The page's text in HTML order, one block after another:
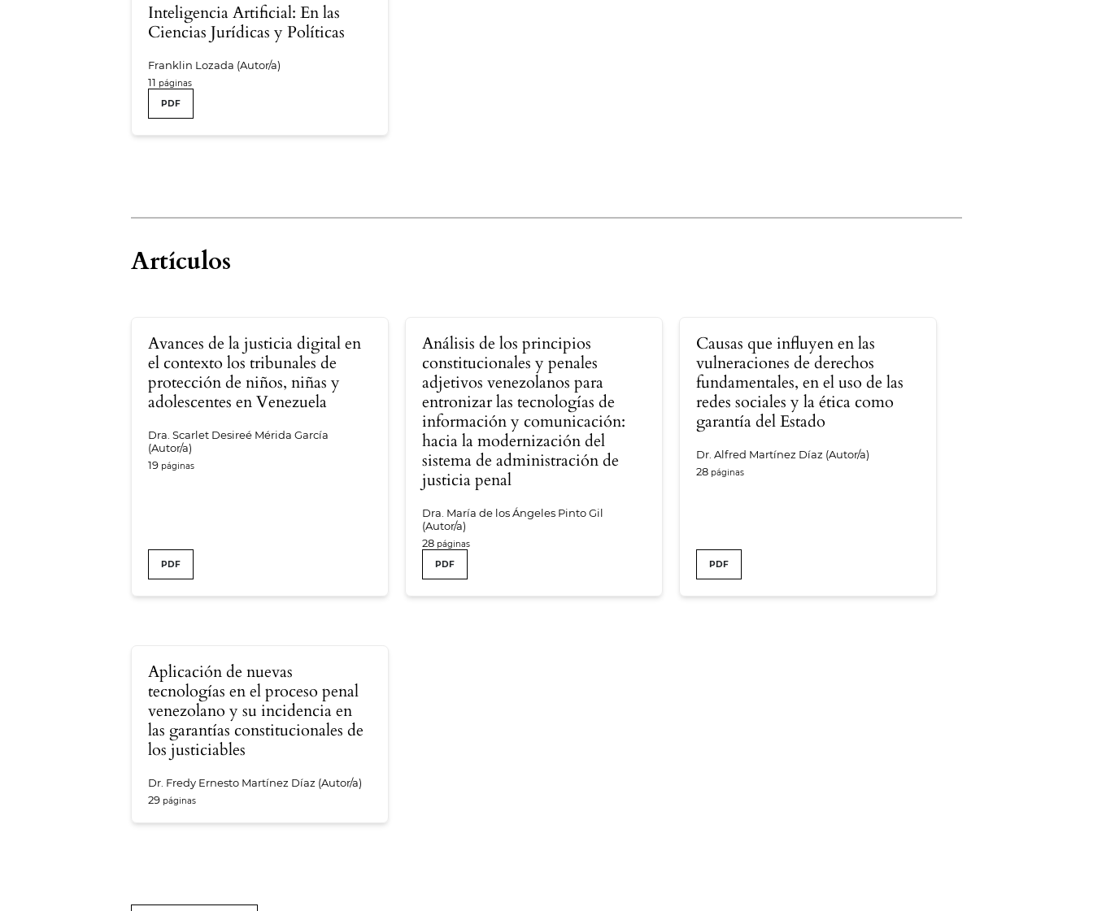
Inteligencia Artificial: En las
Ciencias Jurídicas y Políticas
Franklin Lozada (Autor/a)
11
PDF
Artículos
Avances de la justicia digital en
el contexto los tribunales de
protección de niños, niñas y
adolescentes en Venezuela
Dra. Scarlet Desireé Mérida García
(Autor/a)
19
PDF
Análisis de los principios
constitucionales y penales
adjetivos venezolanos para
entronizar las tecnologías de
información y comunicación:
hacia la modernización del
sistema de administración de
justicia penal
Dra. María de los Ángeles Pinto Gil
(Autor/a)
28
PDF
Causas que influyen en las
vulneraciones de derechos
fundamentales, en el uso de las
redes sociales y la ética como
garantía del Estado
Dr. Alfred Martínez Díaz (Autor/a)
28
PDF
Aplicación de nuevas
tecnologías en el proceso penal
venezolano y su incidencia en
las garantías constitucionales de
los justiciables
Dr. Fredy Ernesto Martínez Díaz (Autor/a)
29